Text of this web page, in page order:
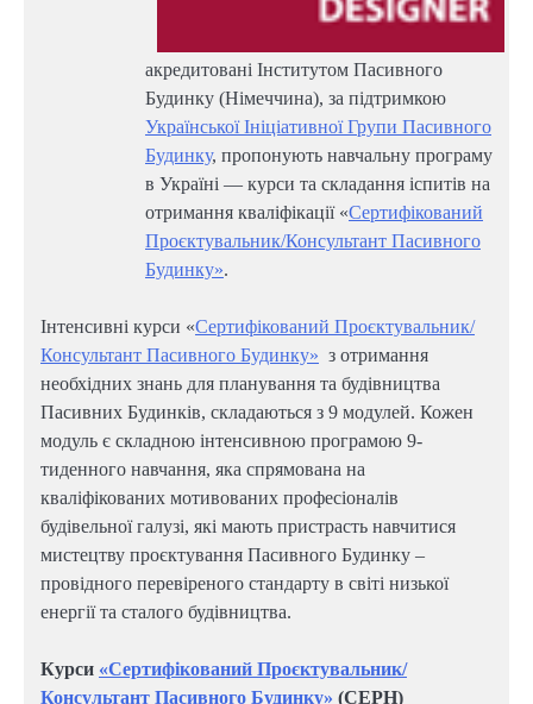
акредитовані Інститутом Пасивного
Будинку (Німеччина), за підтримкою
Української Ініціативної Групи Пасивного
Будинку, пропонують навчальну програму
в Україні — курси та складання іспитів на
отримання кваліфікації «Сертифікований
Проєктувальник/Консультант Пасивного
Будинку».
Інтенсивні курси «Сертифікований Проєктувальник/
Консультант Пасивного Будинку» з отримання
необхідних знань для планування та будівництва
Пасивних Будинків, складаються з 9 модулей. Кожен
модуль є складною інтенсивною програмою 9-
тиденного навчання, яка спрямована на
кваліфікованих мотивованих професіоналів
будівельної галузі, які мають пристрасть навчитися
мистецтву проєктування Пасивного Будинку –
провідного перевіреного стандарту в світі низької
енергії та сталого будівництва.
Курси «Сертифікований Проєктувальник/
Консультант Пасивного Будинку» (CEPH)